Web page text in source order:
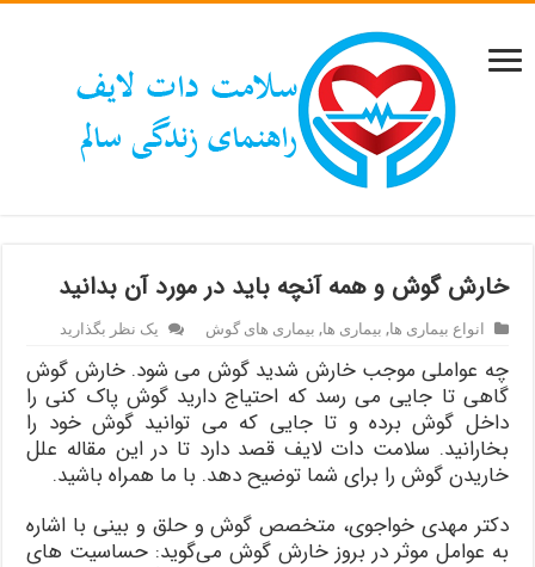
خارش گوش و همه آنچه باید در مورد آن بدانید
انواع بیماری ها, بیماری ها, بیماری های گوش یک نظر بگذارید
چه عواملی موجب خارش شدید گوش می شود. خارش گوش
گاهی تا جایی می رسد که احتیاج دارید گوش پاک کنی را
داخل گوش برده و تا جایی که می توانید گوش خود را
بخارانید. سلامت دات لایف قصد دارد تا در این مقاله علل
خاریدن گوش را برای شما توضیح دهد. با ما همراه باشید.
دکتر مهدی خواجوی، متخصص گوش و حلق و بینی با اشاره
به عوامل موثر در بروز خارش گوش می‌گوید: حساسیت‌ های